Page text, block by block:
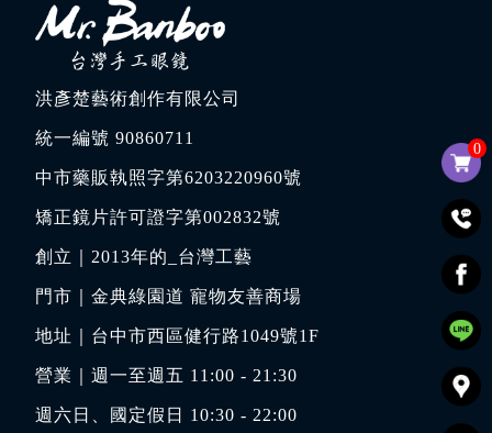
0
洪彥楚藝術創作有限公司
統一編號 90860711
中市藥販執照字第6203220960號
矯正鏡片許可證字第002832號
創立｜2013年的_台灣工藝
門市｜金典綠園道 寵物友善商場
地址｜ 台中市西區健行路1049號1F
營業｜週一至週五 11:00 - 21:30
週六日、國定假日 10:30 - 22:00